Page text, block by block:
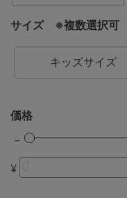
サイズ ※複数選択可
キッズサイズ
価格
¥